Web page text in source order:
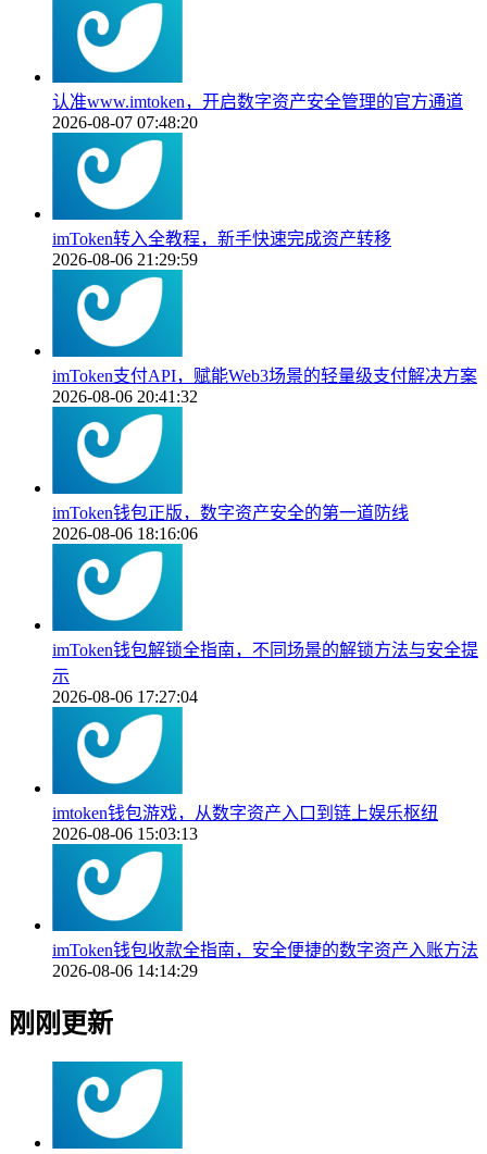
认准www.imtoken，开启数字资产安全管理的官方通道
2026-08-07 07:48:20
imToken转入全教程，新手快速完成资产转移
2026-08-06 21:29:59
imToken支付API，赋能Web3场景的轻量级支付解决方案
2026-08-06 20:41:32
imToken钱包正版，数字资产安全的第一道防线
2026-08-06 18:16:06
imToken钱包解锁全指南，不同场景的解锁方法与安全提
示
2026-08-06 17:27:04
imtoken钱包游戏，从数字资产入口到链上娱乐枢纽
2026-08-06 15:03:13
imToken钱包收款全指南，安全便捷的数字资产入账方法
2026-08-06 14:14:29
刚刚更新